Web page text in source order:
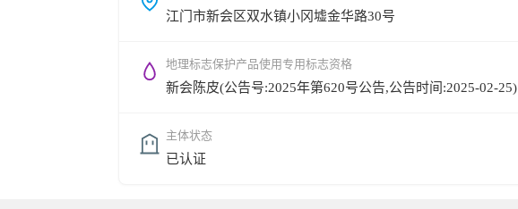
江门市新会区双水镇小冈墟金华路30号
地理标志保护产品使用专用标志资格
新会陈皮(公告号:2025年第620号公告,公告时间:2025-02-25)
主体状态
已认证